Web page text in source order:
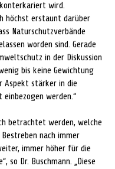
wird.
höchst erstaunt darüber
Naturschutzverbände
worden sind. Gerade
in der Diskussion
bis keine Gewichtung
Aspekt stärker in die
einbezogen werden.“
betrachtet werden, welche
nach immer
immer höher für die
so Dr. Buschmann. „Diese